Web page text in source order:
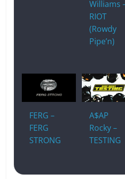
Williams
RIOT
(Rowdy
Pipe’n)
FERG –
FERG
STRONG
A$AP
Rocky –
TESTING